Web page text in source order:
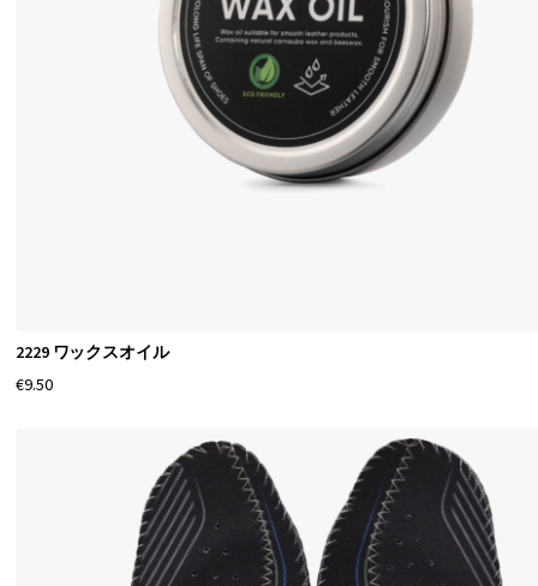
2229 ワックスオイル
€9.50